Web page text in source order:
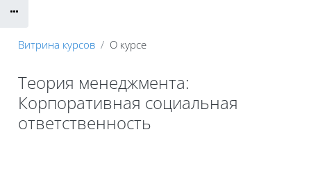
Витрина курсов О курсе
Теория менеджмента:
Корпоративная социальная
ответственность